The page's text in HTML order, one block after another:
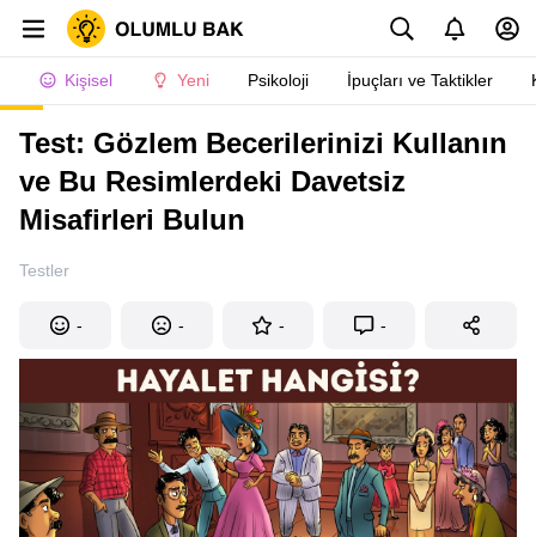
Kişisel Yeni Psikoloji İpuçları ve Taktikler
Test: Gözlem Becerilerinizi Kullanın
ve Bu Resimlerdeki Davetsiz
Misafirleri Bulun
Testler
- - - -